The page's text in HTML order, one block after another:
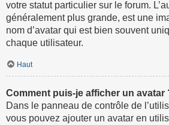
votre statut particulier sur le forum.
généralement plus grande, est une
nom d’avatar qui est bien souvent
chaque utilisateur.
Haut
Comment puis-je afficher un avatar
Dans le panneau de contrôle de
vous pouvez ajouter un avatar en